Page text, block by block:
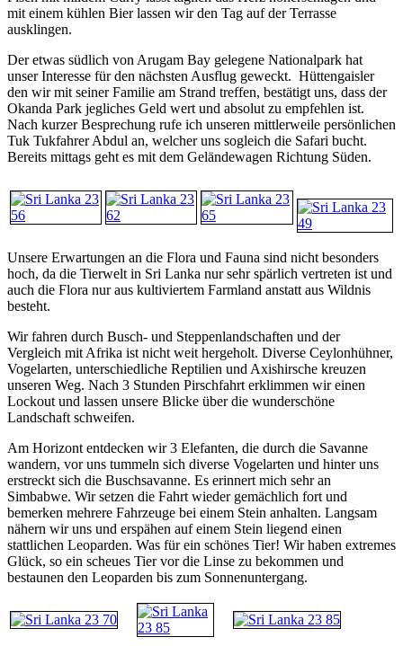
mit einem kühlen Bier lassen wir den Tag auf der Terrasse
ausklingen.
Der etwas südlich von Arugam Bay gelegene Nationalpark hat
unser Interesse für den nächsten Ausflug geweckt. Hüttengaisler
den wir mit seiner Familie am Strand treffen, bestätigt uns, dass der
Okanda Park jegliches Geld wert und absolut zu empfehlen ist.
Nach kurzer Besprechung rufe ich unseren mittlerweile persönlichen
Tuk Tukfahrer Abdul an, welcher uns sogleich die Safari bucht.
Bereits mittags geht es mit dem Geländewagen Richtung Süden.
Unsere Erwartungen an die Flora und Fauna sind nicht besonders
hoch, da die Tierwelt in Sri Lanka nur sehr spärlich vertreten ist und
auch die Flora nur aus kultiviertem Farmland anstatt aus Wildnis
besteht.
Wir fahren durch Busch- und Steppenlandschaften und der
Vergleich mit Afrika ist nicht weit hergeholt. Diverse Ceylonhühner,
Vogelarten, unterschiedliche Reptilien und Axishirsche kreuzen
unseren Weg. Nach 3 Stunden Pirschfahrt erklimmen wir einen
Lockout und lassen unsere Blicke über die wunderschöne
Landschaft schweifen.
Am Horizont entdecken wir 3 Elefanten, die durch die Savanne
wandern, vor uns tummeln sich diverse Vogelarten und hinter uns
erstreckt sich die Buschsavanne. Es erinnert mich sehr an
Simbabwe. Wir setzen die Fahrt wieder gemächlich fort und
bemerken mehrere Fahrzeuge bei einem Stein anhalten. Langsam
nähern wir uns und erspähen auf einem Stein liegend einen
stattlichen Leoparden. Was für ein schönes Tier! Wir haben extremes
Glück, so ein scheues Tier vor die Linse zu bekommen und
bestaunen den Leoparden bis zum Sonnenuntergang.